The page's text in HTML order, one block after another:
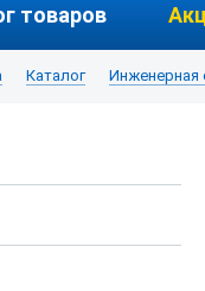
товаров
Каталог Инженерная